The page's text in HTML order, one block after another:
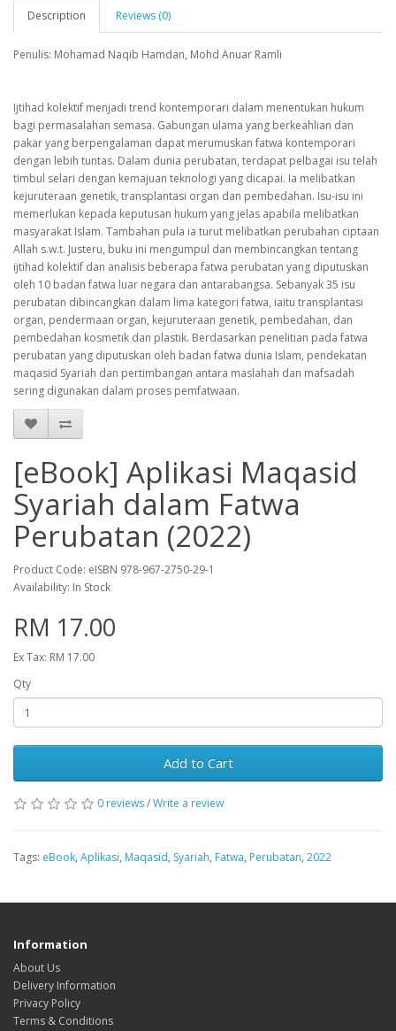
Description Reviews (0)
Penulis: Mohamad Naqib Hamdan, Mohd Anuar Ramli
Ijtihad kolektif menjadi trend kontemporari dalam menentukan hukum
bagi permasalahan semasa. Gabungan ulama yang berkeahlian dan
pakar yang berpengalaman dapat merumuskan fatwa kontemporari
dengan lebih tuntas. Dalam dunia perubatan, terdapat pelbagai isu telah
timbul selari dengan kemajuan teknologi yang dicapai. Ia melibatkan
kejuruteraan genetik, transplantasi organ dan pembedahan. Isu-isu ini
memerlukan kepada keputusan hukum yang jelas apabila melibatkan
masyarakat Islam. Tambahan pula ia turut melibatkan perubahan ciptaan
Allah s.w.t. Justeru, buku ini mengumpul dan membincangkan tentang
ijtihad kolektif dan analisis beberapa fatwa perubatan yang diputuskan
oleh 10 badan fatwa luar negara dan antarabangsa. Sebanyak 35 isu
perubatan dibincangkan dalam lima kategori fatwa, iaitu transplantasi
organ, pendermaan organ, kejuruteraan genetik, pembedahan, dan
pembedahan kosmetik dan plastik. Berdasarkan penelitian pada fatwa
perubatan yang diputuskan oleh badan fatwa dunia Islam, pendekatan
maqasid Syariah dan pertimbangan antara maslahah dan mafsadah
sering digunakan dalam proses pemfatwaan.
[eBook] Aplikasi Maqasid
Syariah dalam Fatwa
Perubatan (2022)
Product Code: eISBN 978-967-2750-29-1
Availability: In Stock
RM 17.00
Ex Tax: RM 17.00
Qty
Add to Cart
0 reviews/Write a review
Tags: eBook, Aplikasi, Maqasid, Syariah, Fatwa, Perubatan, 2022
Information
About Us
Delivery Information
Privacy Policy
Terms & Conditions